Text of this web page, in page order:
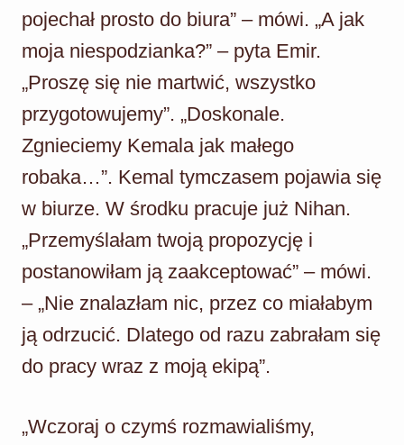
pojechał prosto do biura” – mówi. „A jak
moja niespodzianka?” – pyta Emir.
„Proszę się nie martwić, wszystko
przygotowujemy”. „Doskonale.
Zgnieciemy Kemala jak małego
robaka…”. Kemal tymczasem pojawia się
w biurze. W środku pracuje już Nihan.
„Przemyślałam twoją propozycję i
postanowiłam ją zaakceptować” – mówi.
– „Nie znalazłam nic, przez co miałabym
ją odrzucić. Dlatego od razu zabrałam się
do pracy wraz z moją ekipą”.
„Wczoraj o czymś rozmawialiśmy,